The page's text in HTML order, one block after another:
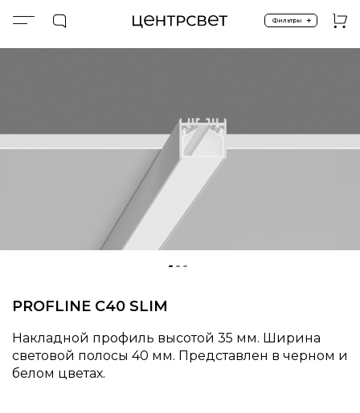
Фильтры +
PROFLINE C40 SLIM
Накладной профиль высотой 35 мм. Ширина
световой полосы 40 мм. Представлен в черном и
белом цветах.